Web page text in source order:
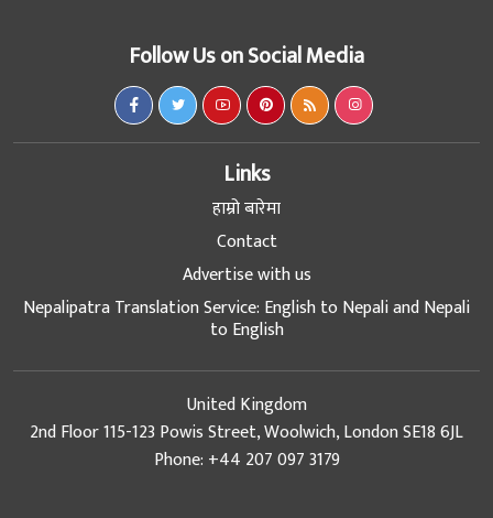
Follow Us on Social Media
Links
हाम्रो बारेमा
Contact
Advertise with us
Nepalipatra Translation Service: English to Nepali and Nepali
to English
United Kingdom
2nd Floor 115-123 Powis Street, Woolwich, London SE18 6JL
Phone: +44 207 097 3179